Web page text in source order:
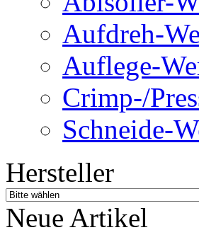
Aufdreh-
Auflege-
Crimp-/
Schneide-
Hersteller
Neue Artikel